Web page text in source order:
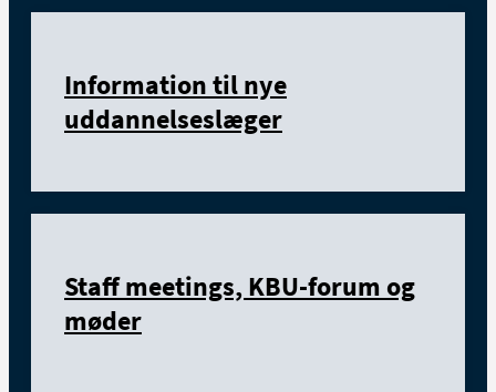
Information til nye
uddannelseslæger
Staff meetings, KBU-forum og
møder